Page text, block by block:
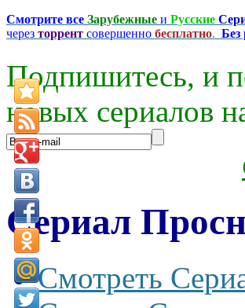
Смотрите все Зарубежные и Русские
через торрент совершенно бесплатно. Без
Подпишитесь, и
новых сериалов
Сериал
Смотреть